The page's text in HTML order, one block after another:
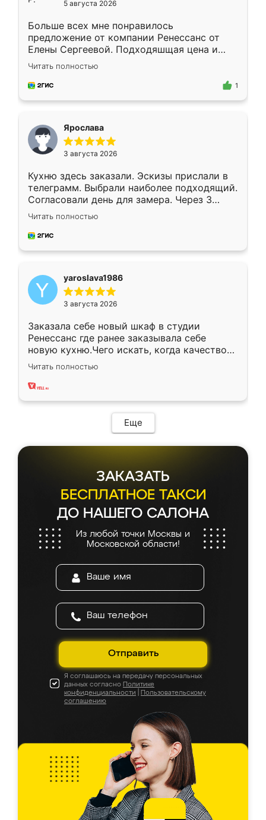
5 августа 2026
Больше всех мне понравилось
предложение от компании Ренессанс от
Елены Сергеевой. Подходяшщая цена и
короткие сроки изготовления. Приехавший
для замера сотрудник Владислав
предложил по моему эскизу самый
Читать полностью
1
Ярослава
3 августа 2026
Кухню здесь заказали. Эскизы прислали в
телеграмм. Выбрали наиболее подходящий.
Согласовали день для замера. Через 3
недели кухня была уже готова. Остались
довольны работой. Спасибо Ренессанс
мебель за качественную работу!
Читать полностью
yaroslava1986
3 августа 2026
Заказала себе новый шкаф в студии
Ренессанс где ранее заказывала себе
новую кухню.Чего искать, когда качеством
вполне довольна. Служит кухня уже почти
два года, нареканий нет.
Читать полностью
Еще
ЗАКАЗАТЬ
БЕСПЛАТНОЕ ТАКСИ
ДО НАШЕГО САЛОНА
Из любой точки Москвы и
Московской области!
Отправить
Я соглашаюсь на передачу персональных
данных согласно Политике
конфиденциальности
Пользовательскому
соглашению